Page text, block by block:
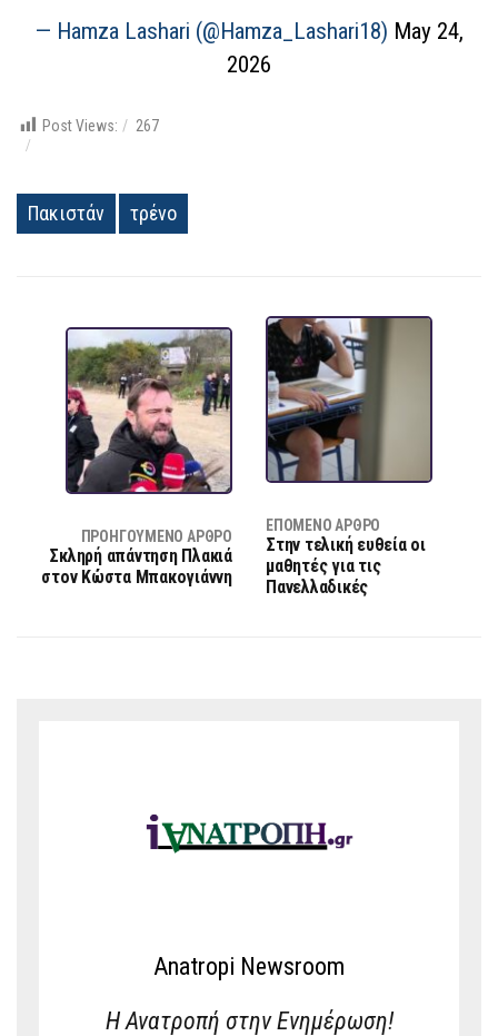
— Hamza Lashari (@Hamza_Lashari18) May 24,
2026
Post Views: 267
Πακιστάν τρένο
ΠΡΟΗΓΟΎΜΕΝΟ ΆΡΘΡΟ
Σκληρή απάντηση Πλακιά
στον Κώστα Μπακογιάννη
ΕΠΌΜΕΝΟ ΆΡΘΡΟ
Στην τελική ευθεία οι
μαθητές για τις
Πανελλαδικές
Anatropi Newsroom
Η Ανατροπή στην Ενημέρωση!